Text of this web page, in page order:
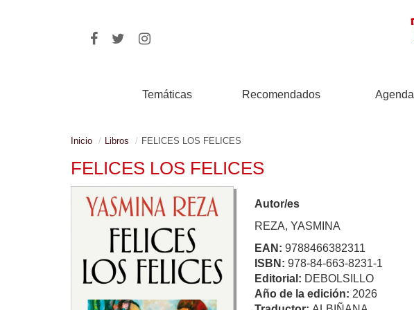
Temáticas Recomendados Agenda
Inicio Libros FELICES LOS FELICES
FELICES LOS FELICES
Autor/es
REZA, YASMINA
EAN: 9788466382311
ISBN: 978-84-663-8231-1
Editorial: DEBOLSILLO
Año de la edición: 2026